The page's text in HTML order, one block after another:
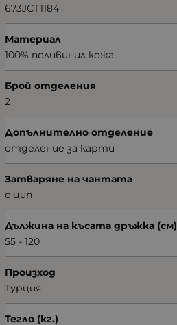
673JCT1184
Материал
100% поливинил кожа
Брой отделения
2
Допълнително отделение
отделение за карти
Затваряне на чантата
с цип
Дължина на късата дръжка (см)
55 - 120
Произход
Турция
Тегло (кг.)